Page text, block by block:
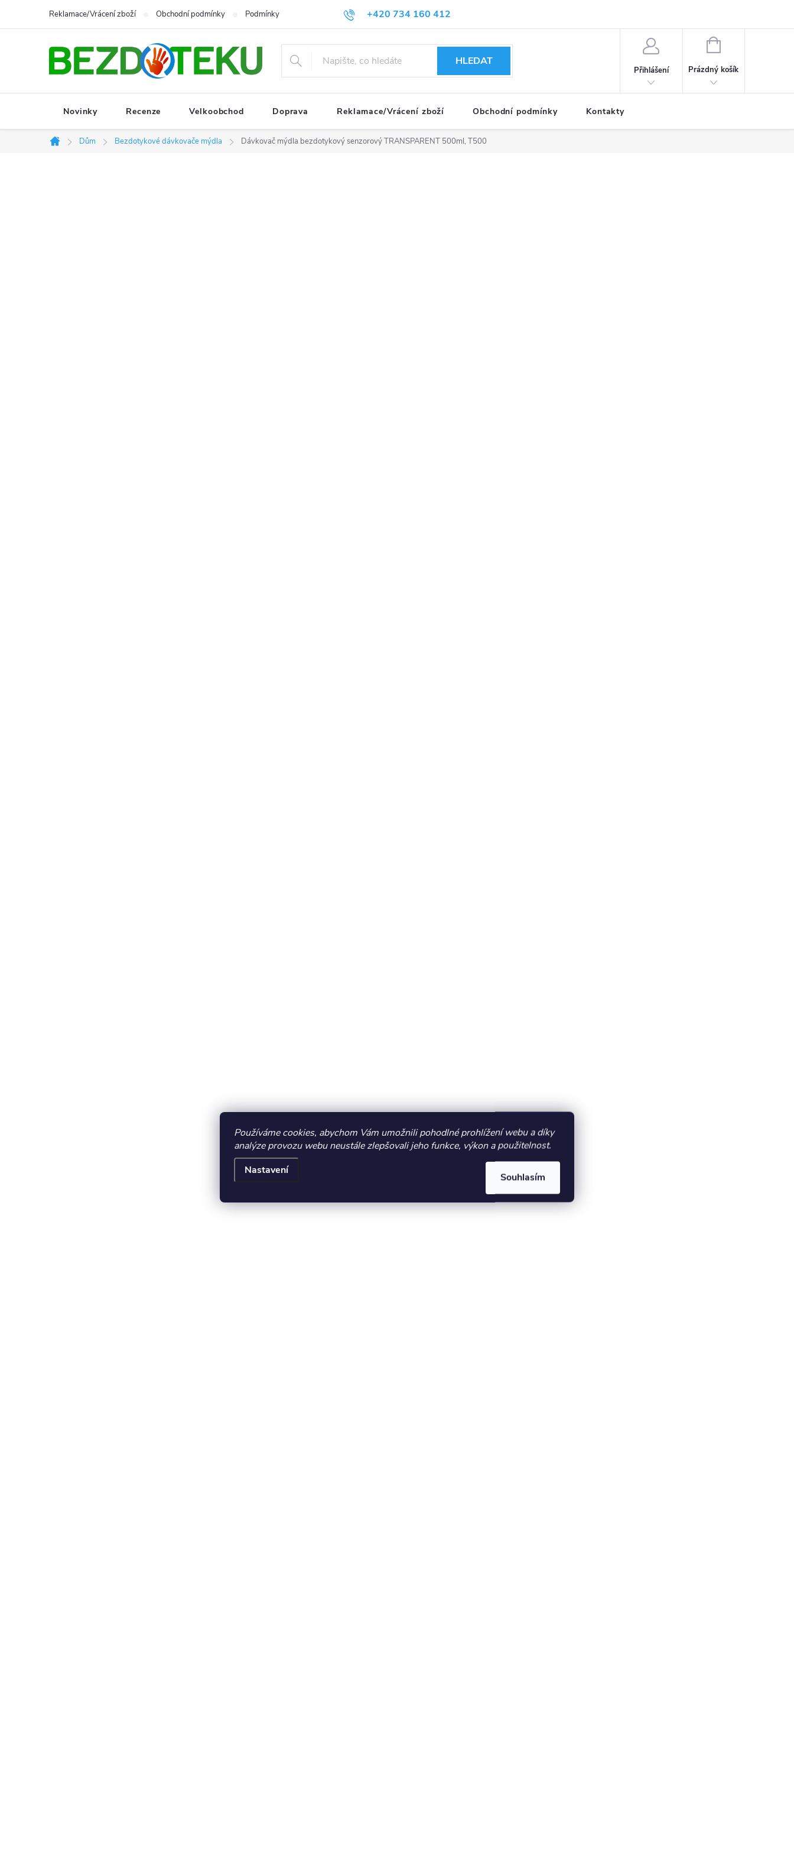
Používáme cookies, abychom Vám umožnili pohodlné prohlížení webu a díky
analýze provozu webu neustále zlepšovali jeho funkce, výkon a použitelnost.
Nastavení
Souhlasím
+420 734 160 412
Reklamace/Vrácení zboží Obchodní podmínky Podmínky ochrany osobních údajů
HLEDAT
Přihlášení
NÁKUPNÍ
Prázdný košík
Novinky Recenze Velkoobchod Doprava Reklamace/Vrácení zboží Obchodní podmínky Kontakty
Domů
Dům Bezdotykové dávkovače mýdla Dávkovač mýdla bezdotykový senzorový TRANSPARENT 500ml, T500